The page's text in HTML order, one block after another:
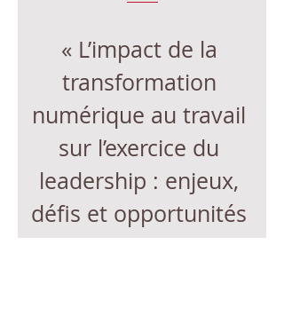
« L’impact de la
transformation
numérique au travail
sur l’exercice du
leadership : enjeux,
défis et opportunités
»